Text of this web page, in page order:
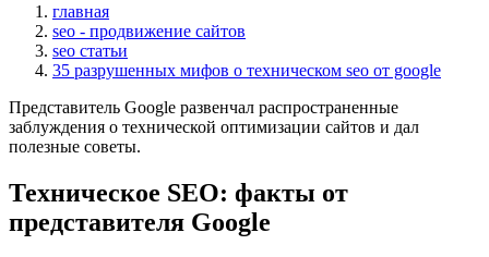
главная
seo - продвижение сайтов
seo статьи
35 разрушенных мифов о техническом seo от google
Представитель Google развенчал распространенные
заблуждения о технической оптимизации сайтов и дал
полезные советы.
Техническое SEO: факты от
представителя Google